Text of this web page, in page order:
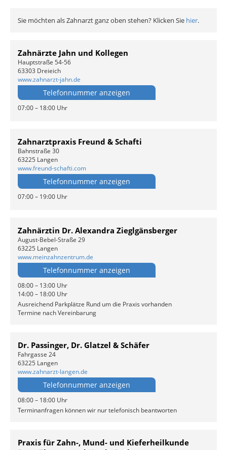
Sie möchten als Zahnarzt ganz oben stehen? Klicken Sie hier.
Zahnärzte Jahn und Kollegen
Hauptstraße 54-56
63303 Dreieich
www.zahnarzt-jahn.de
Telefonnummer anzeigen
07:00 – 18:00 Uhr
Zahnarztpraxis Freund & Schafti
Bahnstraße 30
63225 Langen
www.freund-schafti.com
Telefonnummer anzeigen
07:00 – 19:00 Uhr
Zahnärztin Dr. Alexandra Zieglgänsberger
August-Bebel-Straße 29
63225 Langen
www.meinzahnzentrum.de
Telefonnummer anzeigen
08:00 – 13:00 Uhr
14:00 – 18:00 Uhr
Ausreichend Parkplätze Rund um die Praxis vorhanden
Termine nach Vereinbarung
Dr. Passinger, Dr. Glatzel & Schäfer
Fahrgasse 24
63225 Langen
www.zahnarzt-langen.de
Telefonnummer anzeigen
08:00 – 18:00 Uhr
Terminanfragen können wir nur telefonisch beantworten
Praxis für Zahn-, Mund- und Kieferheilkunde